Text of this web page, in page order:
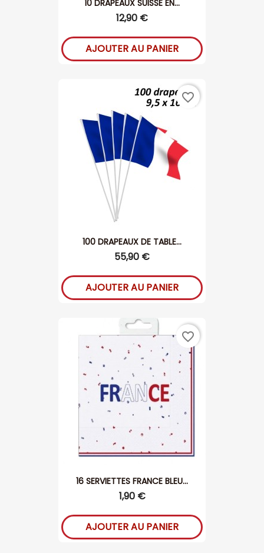
10 DRAPEAUX SUISSE EN...
12,90 €
AJOUTER AU PANIER
100 DRAPEAUX DE TABLE...
55,90 €
AJOUTER AU PANIER
favorite_border
16 SERVIETTES FRANCE BLEU...
1,90 €
AJOUTER AU PANIER
favorite_border